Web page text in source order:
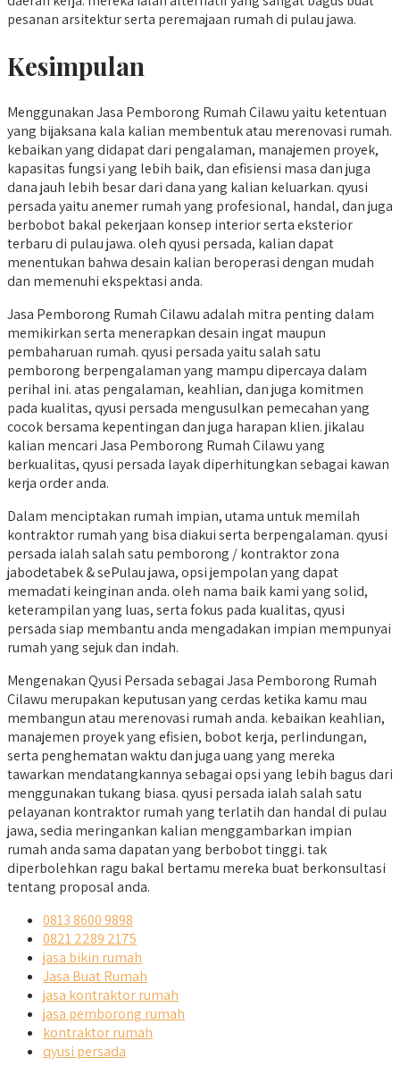
pesanan arsitektur serta peremajaan rumah di pulau jawa.
Kesimpulan
Menggunakan Jasa Pemborong Rumah Cilawu yaitu ketentuan
yang bijaksana kala kalian membentuk atau merenovasi rumah.
kebaikan yang didapat dari pengalaman, manajemen proyek,
kapasitas fungsi yang lebih baik, dan efisiensi masa dan juga
dana jauh lebih besar dari dana yang kalian keluarkan. qyusi
persada yaitu anemer rumah yang profesional, handal, dan juga
berbobot bakal pekerjaan konsep interior serta eksterior
terbaru di pulau jawa. oleh qyusi persada, kalian dapat
menentukan bahwa desain kalian beroperasi dengan mudah
dan memenuhi ekspektasi anda.
Jasa Pemborong Rumah Cilawu adalah mitra penting dalam
memikirkan serta menerapkan desain ingat maupun
pembaharuan rumah. qyusi persada yaitu salah satu
pemborong berpengalaman yang mampu dipercaya dalam
perihal ini. atas pengalaman, keahlian, dan juga komitmen
pada kualitas, qyusi persada mengusulkan pemecahan yang
cocok bersama kepentingan dan juga harapan klien. jikalau
kalian mencari Jasa Pemborong Rumah Cilawu yang
berkualitas, qyusi persada layak diperhitungkan sebagai kawan
kerja order anda.
Dalam menciptakan rumah impian, utama untuk memilah
kontraktor rumah yang bisa diakui serta berpengalaman. qyusi
persada ialah salah satu pemborong / kontraktor zona
jabodetabek & sePulau jawa, opsi jempolan yang dapat
memadati keinginan anda. oleh nama baik kami yang solid,
keterampilan yang luas, serta fokus pada kualitas, qyusi
persada siap membantu anda mengadakan impian mempunyai
rumah yang sejuk dan indah.
Mengenakan Qyusi Persada sebagai Jasa Pemborong Rumah
Cilawu merupakan keputusan yang cerdas ketika kamu mau
membangun atau merenovasi rumah anda. kebaikan keahlian,
manajemen proyek yang efisien, bobot kerja, perlindungan,
serta penghematan waktu dan juga uang yang mereka
tawarkan mendatangkannya sebagai opsi yang lebih bagus dari
menggunakan tukang biasa. qyusi persada ialah salah satu
pelayanan kontraktor rumah yang terlatih dan handal di pulau
jawa, sedia meringankan kalian menggambarkan impian
rumah anda sama dapatan yang berbobot tinggi. tak
diperbolehkan ragu bakal bertamu mereka buat berkonsultasi
tentang proposal anda.
0813 8600 9898
0821 2289 2175
jasa bikin rumah
Jasa Buat Rumah
jasa kontraktor rumah
jasa pemborong rumah
kontraktor rumah
qyusi persada